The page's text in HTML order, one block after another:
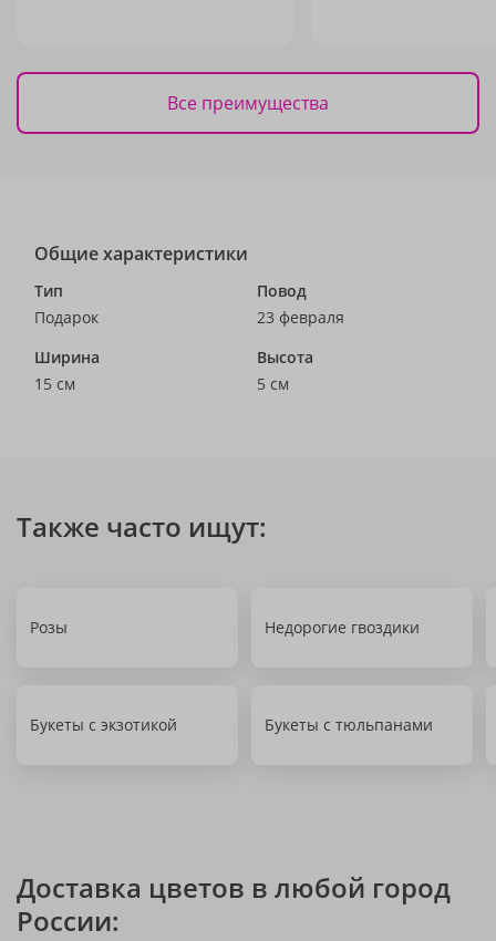
Все преимущества
Общие характеристики
Тип
Подарок
Повод
23 февраля
Ширина
15 см
Высота
5 см
Также часто ищут:
Розы Недорогие гвоздики
Букеты с экзотикой Букеты с тюльпанами
Доставка цветов в любой город
России: